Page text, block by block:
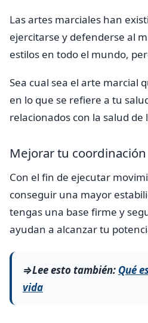
Las artes marciales han
ejercitarse y defenderse al
estilos en todo el mundo,
Sea cual sea el arte marcial
en lo que se refiere a tu
relacionados con la salud de
Mejorar tu coordinación
Con el fin de ejecutar
conseguir una mayor
tengas una base firme y
ayudan a alcanzar tu
⇒Lee esto también: Qué
vida